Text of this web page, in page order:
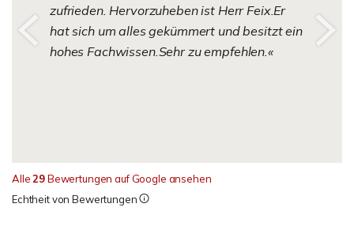
zufrieden. Hervorzuheben ist Herr Feix.Er
hat sich um alles gekümmert und besitzt ein
hohes Fachwissen.Sehr zu empfehlen.
Alle29Bewertungen auf Google ansehen
Echtheit von Bewertungen